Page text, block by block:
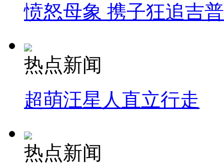
愤怒母象 携子狂追吉
热点新闻
超萌汪星人直立行走
热点新闻